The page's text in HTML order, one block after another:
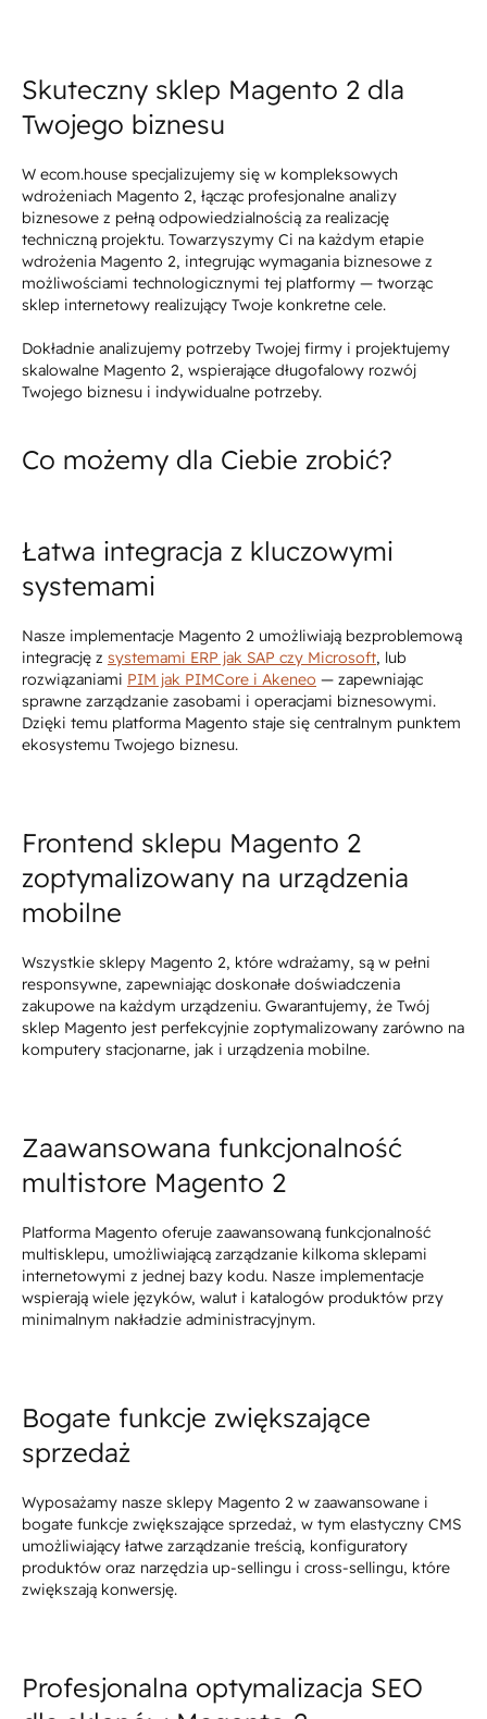
Skuteczny sklep Magento 2 dla
Twojego biznesu
W ecom.house specjalizujemy się w kompleksowych
wdrożeniach Magento 2, łącząc profesjonalne analizy
biznesowe z pełną odpowiedzialnością za realizację
techniczną projektu. Towarzyszymy Ci na każdym etapie
wdrożenia Magento 2, integrując wymagania biznesowe z
możliwościami technologicznymi tej platformy — tworząc
sklep internetowy realizujący Twoje konkretne cele.
Dokładnie analizujemy potrzeby Twojej firmy i projektujemy
skalowalne Magento 2, wspierające długofalowy rozwój
Twojego biznesu i indywidualne potrzeby.
Co możemy dla Ciebie zrobić?
Łatwa integracja z kluczowymi
systemami
Nasze implementacje Magento 2 umożliwiają bezproblemową
integrację z systemami ERP jak SAP czy Microsoft, lub
rozwiązaniami PIM jak PIMCore i Akeneo — zapewniając
sprawne zarządzanie zasobami i operacjami biznesowymi.
Dzięki temu platforma Magento staje się centralnym punktem
ekosystemu Twojego biznesu.
Frontend sklepu Magento 2
zoptymalizowany na urządzenia
mobilne
Wszystkie sklepy Magento 2, które wdrażamy, są w pełni
responsywne, zapewniając doskonałe doświadczenia
zakupowe na każdym urządzeniu. Gwarantujemy, że Twój
sklep Magento jest perfekcyjnie zoptymalizowany zarówno na
komputery stacjonarne, jak i urządzenia mobilne.
Zaawansowana funkcjonalność
multistore Magento 2
Platforma Magento oferuje zaawansowaną funkcjonalność
multisklepu, umożliwiającą zarządzanie kilkoma sklepami
internetowymi z jednej bazy kodu. Nasze implementacje
wspierają wiele języków, walut i katalogów produktów przy
minimalnym nakładzie administracyjnym.
Bogate funkcje zwiększające
sprzedaż
Wyposażamy nasze sklepy Magento 2 w zaawansowane i
bogate funkcje zwiększające sprzedaż, w tym elastyczny CMS
umożliwiający łatwe zarządzanie treścią, konfiguratory
produktów oraz narzędzia up-sellingu i cross-sellingu, które
zwiększają konwersję.
Profesjonalna optymalizacja SEO